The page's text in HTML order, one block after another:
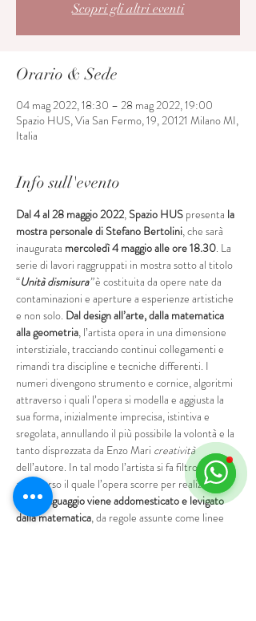
Scopri gli altri eventi
Orario & Sede
04 mag 2022, 18:30 – 28 mag 2022, 19:00
Spazio HUS, Via San Fermo, 19, 20121 Milano MI,
Italia
Info sull'evento
Dal 4 al 28 maggio 2022, Spazio HUS presenta la
mostra personaledi Stefano Bertolini, che sarà
inaugurata mercoledì 4 maggio alle ore 18.30. La
serie di lavori raggruppati in mostra sotto al titolo
“Unità dismisura” è costituita da opere nate da
contaminazioni e aperture a esperienze artistiche
e non solo. Dal design all’arte, dalla matematica
alla geometria, l’artista opera in una dimensione
interstiziale, tracciando continui collegamenti e
rimandi tra discipline e tecniche differenti. I
numeri divengono strumento e cornice, algoritmi
attraverso i quali l’opera si modella e aggiusta la
sua forma, inizialmente imprecisa, istintiva e
sregolata, annullando il più possibile la volontà e la
tanto disprezzata da Enzo Mari creatività
dell’autore. In tal modo l’artista si fa filtro
attraverso il quale l’opera scorre per realizzarsi,
ove il linguaggio viene addomesticato e levigato
dalla matematica, da regole assunte come linee